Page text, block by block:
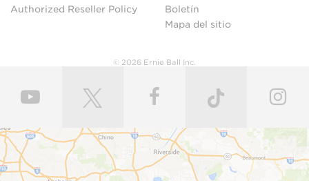
Authorized Reseller Policy
Boletín
Mapa del sitio
© 2026 Ernie Ball Inc.